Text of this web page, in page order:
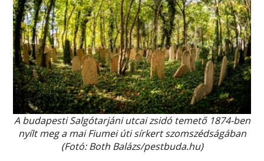
A budapesti Salgótarjáni utcai zsidó temető 1874-ben
nyílt meg a mai Fiumei úti sírkert szomszédságában
(Fotó: Both Balázs/pestbuda.hu)